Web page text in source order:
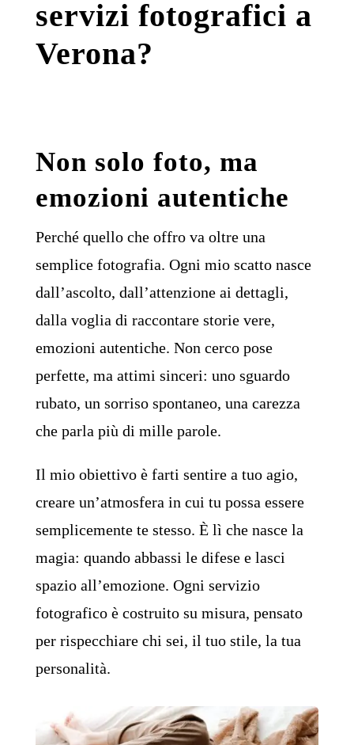
servizi fotografici a
Verona?
Non solo foto, ma
emozioni autentiche
Perché quello che offro va oltre una
semplice fotografia. Ogni mio scatto nasce
dall’ascolto, dall’attenzione ai dettagli,
dalla voglia di raccontare storie vere,
emozioni autentiche. Non cerco pose
perfette, ma attimi sinceri: uno sguardo
rubato, un sorriso spontaneo, una carezza
che parla più di mille parole.
Il mio obiettivo è farti sentire a tuo agio,
creare un’atmosfera in cui tu possa essere
semplicemente te stesso. È lì che nasce la
magia: quando abbassi le difese e lasci
spazio all’emozione. Ogni servizio
fotografico è costruito su misura, pensato
per rispecchiare chi sei, il tuo stile, la tua
personalità.